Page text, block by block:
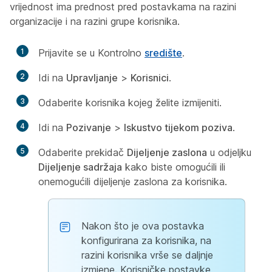
vrijednost ima prednost pred postavkama na razini
organizacije i na razini grupe korisnika.
1 Prijavite se u Kontrolno središte.
2 Idi na Upravljanje > Korisnici.
3 Odaberite korisnika kojeg želite izmijeniti.
4 Idi na Pozivanje > Iskustvo tijekom poziva.
5 Odaberite prekidač Dijeljenje zaslona u odjeljku
Dijeljenje sadržaja kako biste omogućili ili
onemogućili dijeljenje zaslona za korisnika.
Nakon što je ova postavka
konfigurirana za korisnika, na
razini korisnika vrše se daljnje
izmjene. Korisničke postavke